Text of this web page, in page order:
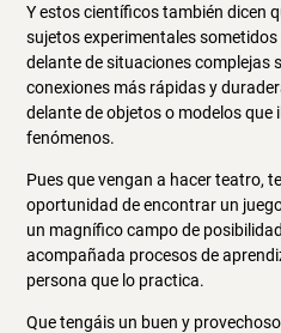
Y estos científicos también dicen
sujetos experimentales
delante de situaciones complejas
conexiones más rápidas y
delante de objetos o modelos que
fenómenos.
Pues que vengan a hacer teatro,
oportunidad de encontrar un
un magnífico campo de
acompañada procesos de
persona que lo practica.
Que tengáis un buen y